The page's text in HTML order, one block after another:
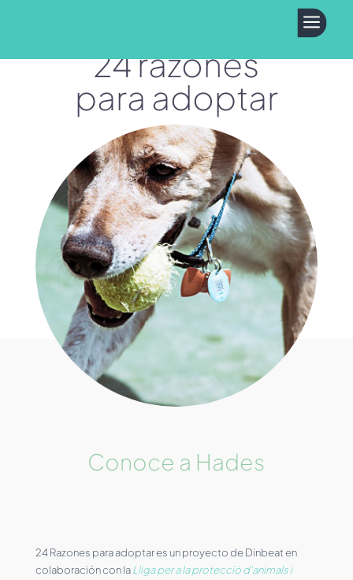
a
24 razones
para adoptar
Conoce a Hades
24 Razones para adoptar es un proyecto de Dinbeat en
colaboración con laLliga per a la protecció d’animals i